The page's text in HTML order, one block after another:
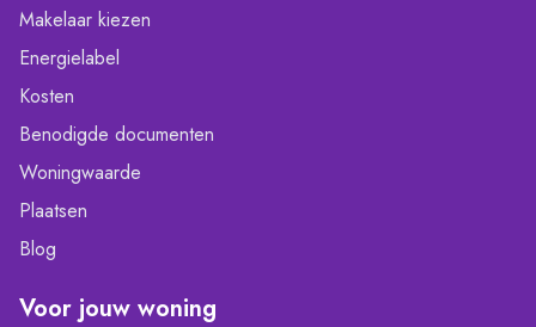
Makelaar kiezen
Energielabel
Kosten
Benodigde documenten
Woningwaarde
Plaatsen
Blog
Voor jouw woning